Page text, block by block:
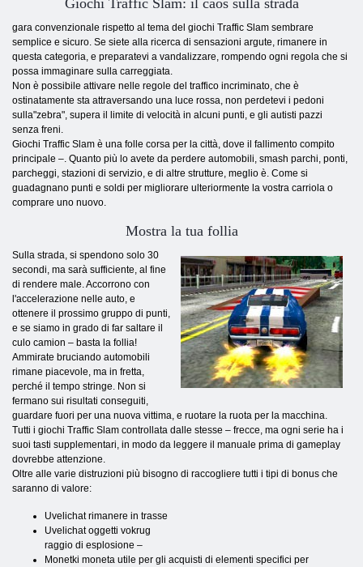
Giochi Traffic Slam: il caos sulla strada
gara convenzionale rispetto al tema del giochi Traffic Slam sembrare
semplice e sicuro. Se siete alla ricerca di sensazioni argute, rimanere in
questa categoria, e preparatevi a vandalizzare, rompendo ogni regola che si
possa immaginare sulla carreggiata.
Non è possibile attivare nelle regole del traffico incriminato, che è
ostinatamente sta attraversando una luce rossa, non perdetevi i pedoni
sulla"zebra", supera il limite di velocità in alcuni punti, e gli autisti pazzi
senza freni.
Giochi Traffic Slam è una folle corsa per la città, dove il fallimento compito
principale –. Quanto più lo avete da perdere automobili, smash parchi, ponti,
parcheggi, stazioni di servizio, e di altre strutture, meglio è. Come si
guadagnano punti e soldi per migliorare ulteriormente la vostra carriola o
comprare uno nuovo.
Mostra la tua follia
Sulla strada, si spendono solo 30
secondi, ma sarà sufficiente, al fine
di rendere male. Accorrono con
l'accelerazione nelle auto, e
ottenere il prossimo gruppo di punti,
e se siamo in grado di far saltare il
culo camion – basta la follia!
Ammirate bruciando automobili
rimane piacevole, ma in fretta,
perché il tempo stringe. Non si
fermano sui risultati conseguiti,
guardare fuori per una nuova vittima, e ruotare la ruota per la macchina.
Tutti i giochi Traffic Slam controllata dalle stesse – frecce, ma ogni serie ha i
suoi tasti supplementari, in modo da leggere il manuale prima di gameplay
dovrebbe attenzione.
Oltre alle varie distruzioni più bisogno di raccogliere tutti i tipi di bonus che
saranno di valore:
Uvelichat rimanere in trasse
Uvelichat oggetti vokrug
raggio di esplosione –
Monetki moneta utile per gli acquisti di elementi specifici per